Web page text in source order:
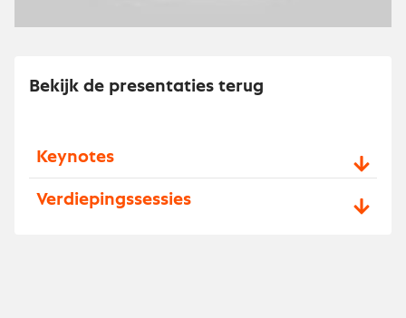
Bekijk de presentaties terug
Keynotes
Verdiepingssessies